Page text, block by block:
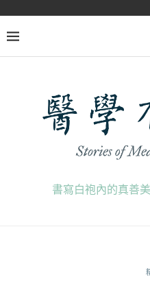
書寫白袍內的真善